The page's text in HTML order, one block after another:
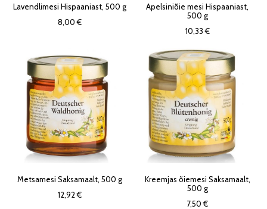
Lavendlimesi Hispaaniast, 500 g
8,00 €
Apelsiniõie mesi Hispaaniast,
500 g
10,33 €
Metsamesi Saksamaalt, 500 g
12,92 €
Kreemjas õiemesi Saksamaalt,
500 g
7,50 €